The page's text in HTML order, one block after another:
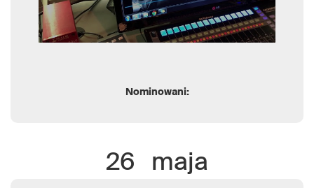
Nominowani:
26 maja